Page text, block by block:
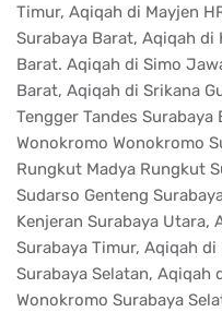
Timur, Aqiqah di Mayjen
Surabaya Barat, Aqiqah di
Barat. Aqiqah di Simo
Barat, Aqiqah di Srikana
Tengger Tandes
Wonokromo Wonokromo
Rungkut Madya Rungkut
Sudarso Genteng
Kenjeran Surabaya Utara,
Surabaya Timur, Aqiqah
Surabaya Selatan, Aqiqah
Wonokromo Surabaya